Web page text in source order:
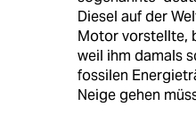
Diesel auf der
Motor vorstellte,
weil ihm damals
fossilen
Neige gehen